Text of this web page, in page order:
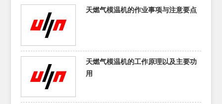
天燃气模温机的作业事项与注意要点
天燃气模温机的工作原理以及主要功
用